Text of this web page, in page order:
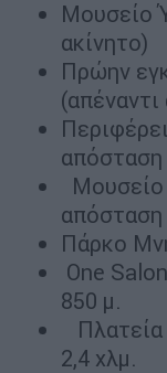
Μουσείο
ακίνητο)
Πρώην
(απέναντι
απόσταση
απόσταση
Πάρκο
One
850 μ.
2,4 χλμ.